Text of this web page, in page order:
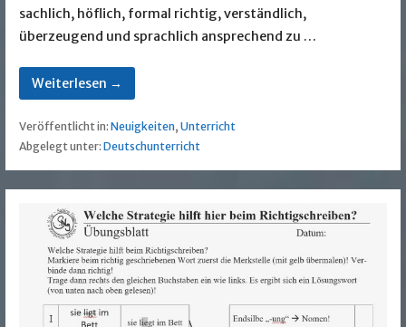
sachlich, höflich, formal richtig, verständlich,
überzeugend und sprachlich ansprechend zu …
Weiterlesen →
Veröffentlicht in: Neuigkeiten, Unterricht
Abgelegt unter: Deutschunterricht